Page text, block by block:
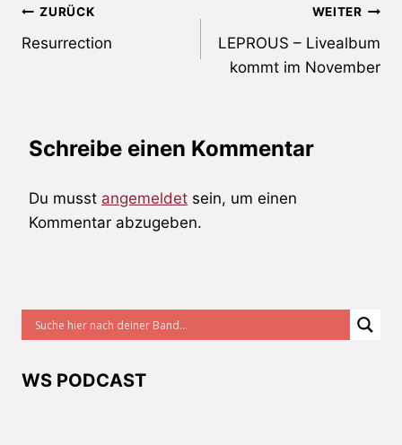
Beitragsnavigation
ZURÜCK
Resurrection
WEITER
LEPROUS – Livealbum
kommt im November
Schreibe einen Kommentar
Du musst angemeldet sein, um einen
Kommentar abzugeben.
WS PODCAST